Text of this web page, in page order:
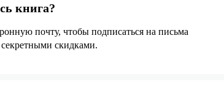
книга?
почту, чтобы подписаться на письма
скидками.